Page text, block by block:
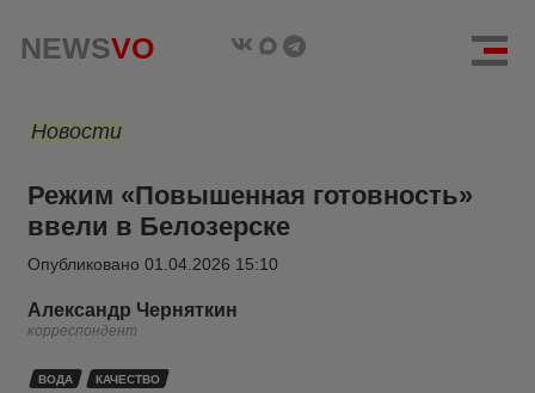
NEWSVO
Новости
Режим «Повышенная готовность»
ввели в Белозерске
Опубликовано 01.04.2026 15:10
Александр Черняткин
корреспондент
ВОДА КАЧЕСТВО